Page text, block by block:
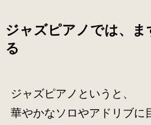
ジャズピアノでは、ま
る
ジャズピアノというと、
華やかなソロやアドリブに